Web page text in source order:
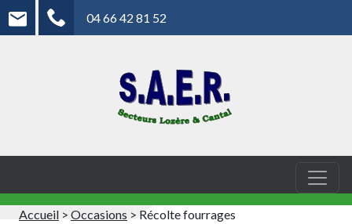
04 66 42 81 52
Accueil > Occasions > Récolte fourrages